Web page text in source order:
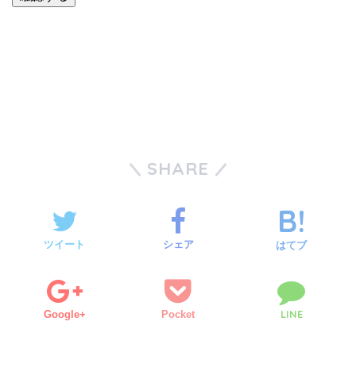
SHARE
ツイート シェア はてブ
Google+ Pocket LINE